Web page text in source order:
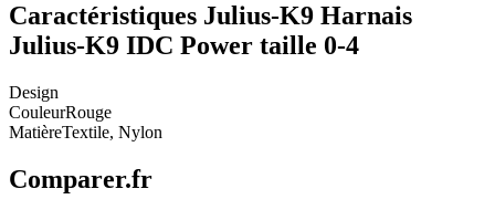
Caractéristiques Julius-K9 Harnais
Julius-K9 IDC Power taille 0-4
Design
CouleurRouge
MatièreTextile, Nylon
Comparer.fr